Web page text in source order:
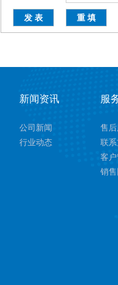
新闻资讯
公司新闻
行业动态
服
售
联
客
销